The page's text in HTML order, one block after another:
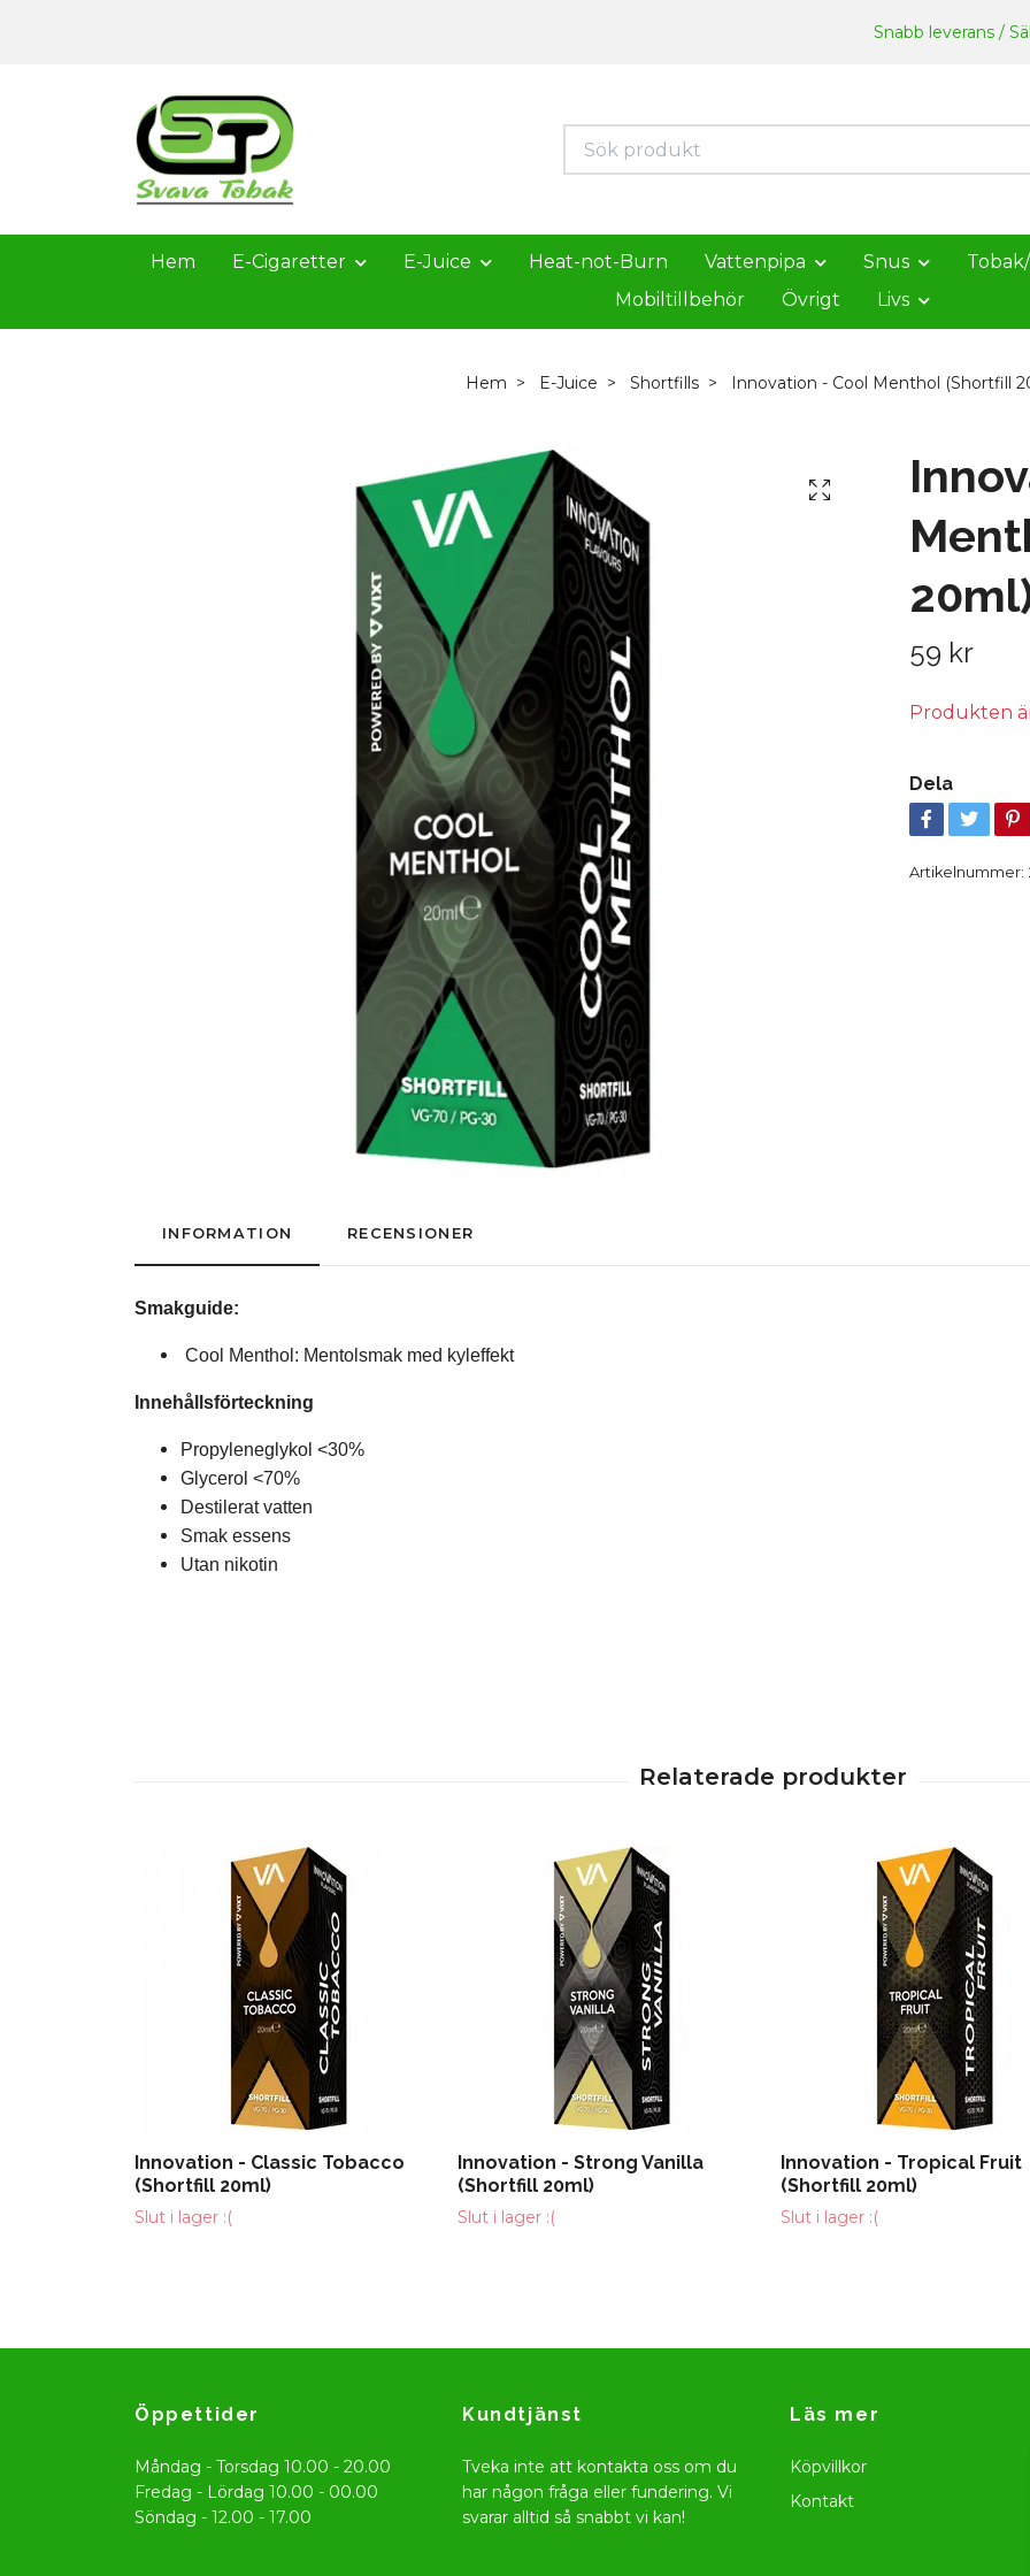
Snabb leverans /
Hem E-Cigaretter E-Juice Heat-not-Burn Vattenpipa Snus
Mobiltillbehör
Övrigt Livs
Hem E-Juice Shortfills Innovation - Cool Menthol (Shortfill
59 kr
Produkten
Dela
Artikelnummer:
INFORMATION RECENSIONER
Smakguide:
Cool Menthol: Mentolsmak med kyleffekt
Innehållsförteckning
Propyleneglykol <30%
Glycerol <70%
Destilerat vatten
Smak essens
Utan nikotin
Innovation - Classic Tobacco
(Shortfill 20ml)
Slut i lager :(
Innovation - Strong Vanilla
(Shortfill 20ml)
Slut i lager :(
Innovation - Tropical Fruit
(Shortfill 20ml)
Slut i lager :(
Öppettider
Måndag - Torsdag 10.00 - 20.00
Fredag - Lördag 10.00 - 00.00
Söndag - 12.00 - 17.00
Kundtjänst
Tveka inte att kontakta oss om du
har någon fråga eller fundering. Vi
svarar alltid så snabbt vi kan!
Läs mer
Köpvillkor
Kontakt